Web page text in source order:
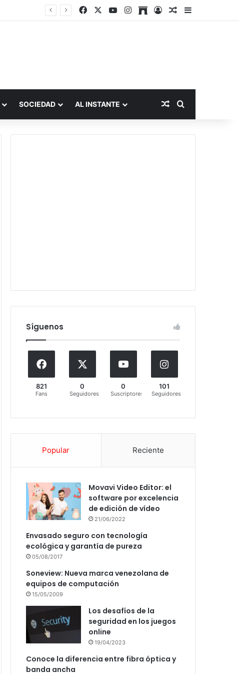
FacebookYouTubeInstagram
ArchiveAccesoPublicación al
Barra lateral
SOCIEDAD AL INSTANTE Publicación al
Buscar por
Síguenos
821
Fans
0
Seguidores
0
Suscriptores
101
Seguidores
Popular Reciente
Movavi Video Editor: el
software por excelencia
de edición de vídeo
21/06/2022
Envasado seguro con tecnología
ecológica y garantía de pureza
05/08/2017
Soneview: Nueva marca venezolana de
equipos de computación
15/05/2009
Los desafíos de la
seguridad en los juegos
online
19/04/2023
Conoce la diferencia entre fibra óptica y
banda ancha